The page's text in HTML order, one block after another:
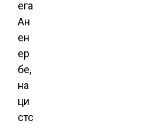
ега
Ан
ен
ер
бе,
на
ци
стс